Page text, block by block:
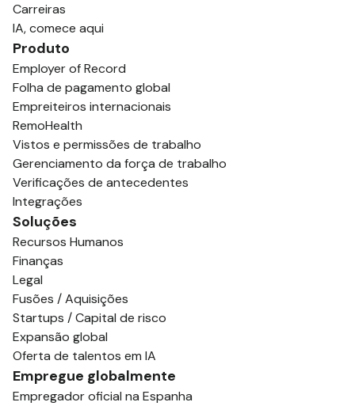
Carreiras
IA, comece aqui
Produto
Employer of Record
Folha de pagamento global
Empreiteiros internacionais
RemoHealth
Vistos e permissões de trabalho
Gerenciamento da força de trabalho
Verificações de antecedentes
Integrações
Soluções
Recursos Humanos
Finanças
Legal
Fusões / Aquisições
Startups / Capital de risco
Expansão global
Oferta de talentos em IA
Empregue globalmente
Empregador oficial na Espanha